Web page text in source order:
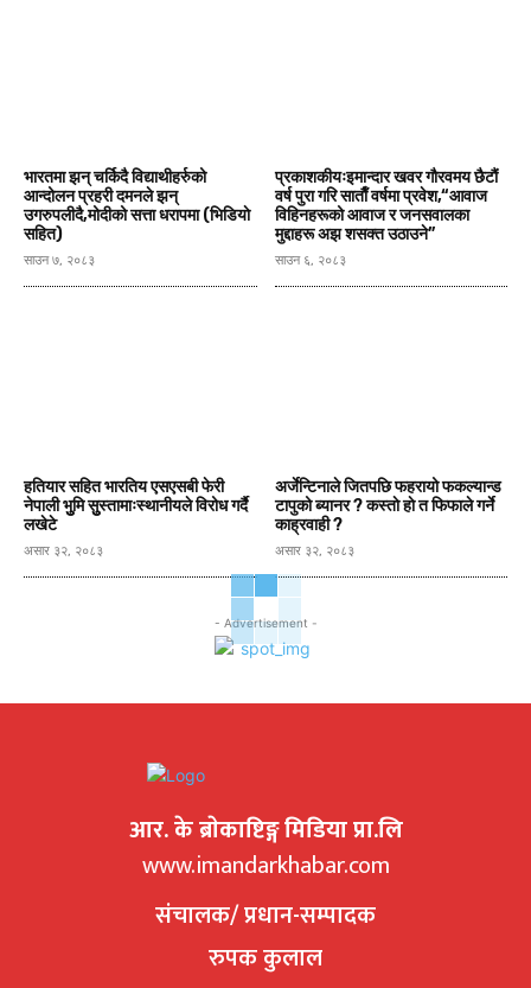
भारतमा झन् चर्किदै विद्याथीहर्रुको
आन्दोलन प्रहरी दमनले झन्
उगरुपलीदै,मोदीको सत्ता धरापमा (भिडियाे
सहित)
साउन ७, २०८३
प्रकाशकीयःइमान्दार खवर गाैरवमय छैटाैं
वर्ष पुरा गरि साताैँ वर्षमा प्रवेश,“आवाज
विहिनहरूको आवाज र जनसवालका
मुद्दाहरू अझ शसक्त उठाउने”
साउन ६, २०८३
हतियार सहित भारतिय एसएसबी फेरी
नेपाली भुुमि सुुस्तामाःस्थानीयले विरोध गर्दै
लखेटे
असार ३२, २०८३
अर्जेन्टिनाले जितपछि फहरायो फकल्यान्ड
टापुको ब्यानर ? कस्ताे हाे त फिफाले गर्ने
काह्रवाही ?
असार ३२, २०८३
- Advertisement -
आर. के ब्राेकाष्टिङ्ग मिडिया प्रा.लि
www.imandarkhabar.com
संचालक/ प्रधान-सम्पादक
रुपक कुलाल